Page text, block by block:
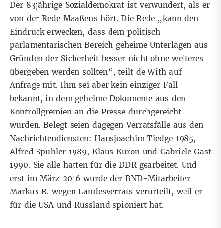
Der 83jährige Sozialdemokrat ist verwundert, als er
von der Rede Maaßens hört. Die Rede „kann den
Eindruck erwecken, dass dem politisch-
parlamentarischen Bereich geheime Unterlagen aus
Gründen der Sicherheit besser nicht ohne weiteres
übergeben werden sollten“, teilt de With auf
Anfrage mit. Ihm sei aber kein einziger Fall
bekannt, in dem geheime Dokumente aus den
Kontrollgremien an die Presse durchgereicht
wurden. Belegt seien dagegen Verratsfälle aus den
Nachrichtendiensten: Hansjoachim Tiedge 1985,
Alfred Spuhler 1989, Klaus Kuron und Gabriele Gast
1990. Sie alle hatten für die DDR gearbeitet. Und
erst im März 2016 wurde der BND-Mitarbeiter
Markus R. wegen Landesverrats verurteilt, weil er
für die USA und Russland spioniert hat.